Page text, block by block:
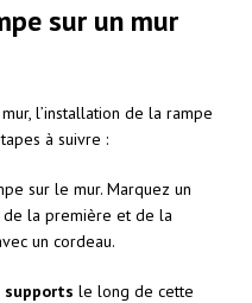
sur un mur
l’installation de la rampe
à suivre :
sur le mur. Marquez un
de la première et de la
un cordeau.
supports le long de cette